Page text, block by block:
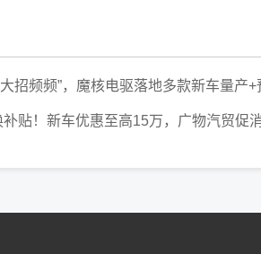
招频频”，魔核电驱落地多款新车量产+
贴！新车优惠至高15万，广物汽贸促